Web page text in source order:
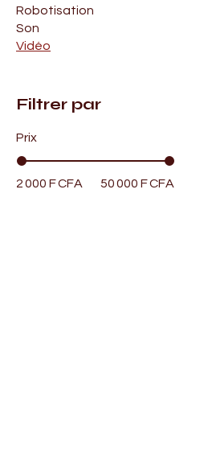
Robotisation
Son
Vidéo
Filtrer par
Prix
2 000 F CFA 50 000 F CFA